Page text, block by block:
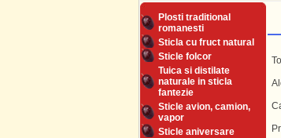
Plosti traditional
romanesti
Sticla cu fruct natural
Sticle folcor
Tuica si distilate
naturale in sticla
fantezie
Sticle avion, camion,
vapor
Sticle aniversare